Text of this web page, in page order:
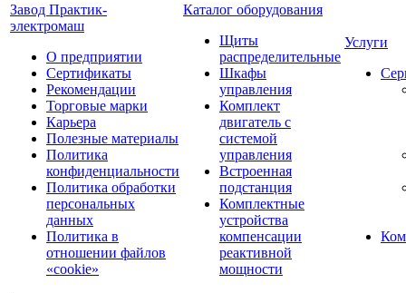
Завод Практик-
электромаш
О предприятии
Сертификаты
Рекомендации
Торговые марки
Карьера
Полезные материалы
Политика
конфиденциальности
Политика обработки
персональных
данных
Политика в
отношении файлов
«cookie»
Каталог оборудования
Щиты
распределительные
Шкафы
управления
Комплект
двигатель с
системой
управления
Встроенная
подстанция
Комплектные
устройства
компенсации
реактивной
мощности
Услуги